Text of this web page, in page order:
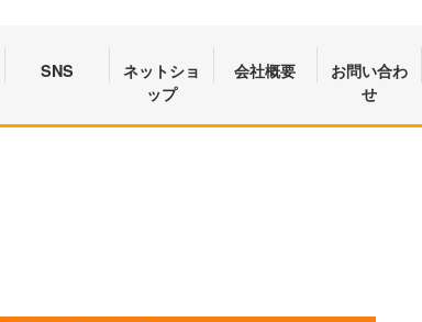
SNS
ネットショ
ップ
会社概要
お問い合わ
せ